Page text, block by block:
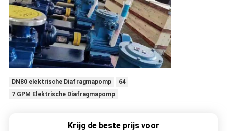
DN80 elektrische Diafragmapomp
64
7 GPM Elektrische Diafragmapomp
Krijg de beste prijs voor